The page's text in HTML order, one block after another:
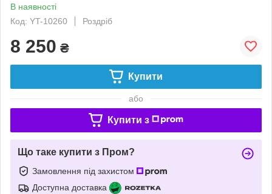
В наявності
Код: YT-10260
Роздріб
8 250 ₴
Купити
або
Купити з
Що таке купити з Пром?
Замовлення під захистом
Доступна доставка